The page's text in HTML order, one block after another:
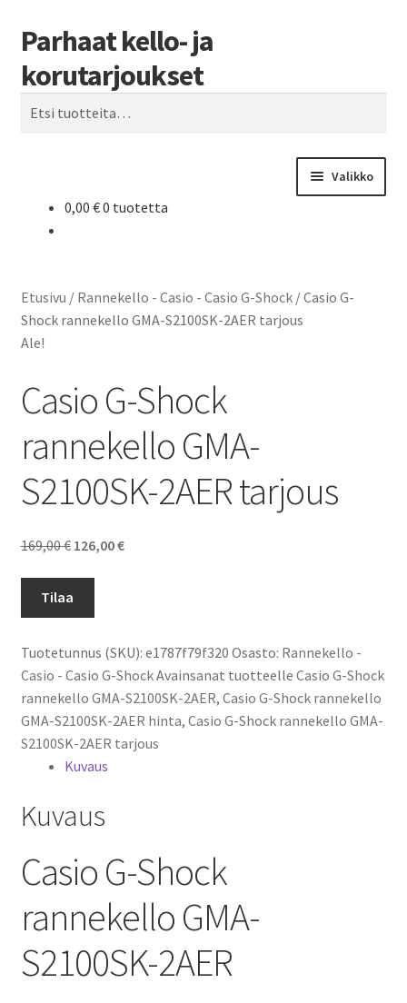
Siirry
navigointiin
Siirry
sisältöön
Parhaat kello- ja
korutarjoukset
Haku
Valikko
0,00 €0 tuotetta
Etusivu / Rannekello - Casio - Casio G-Shock/Casio G-
Shock rannekello GMA-S2100SK-2AER tarjous
Ale!
Casio G-Shock
rannekello GMA-
S2100SK-2AER tarjous
169,00€ Alkuperäinen
126,00€Nykyinen
Tilaa
Tuotetunnus (SKU): e1787f79f320 Osasto: Rannekello -
Casio - Casio G-ShockAvainsanat tuotteelle Casio G-Shock
rannekello GMA-S2100SK-2AER, Casio G-Shock rannekello
GMA-S2100SK-2AER hinta, Casio G-Shock rannekello GMA-
S2100SK-2AER tarjous
Kuvaus
Kuvaus
Casio G-Shock
rannekello GMA-
S2100SK-2AER